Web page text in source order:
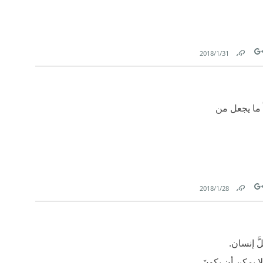
Link
31‏/1‏/2018
ما يجعل من
Link
28‏/1‏/2018
إنسان.